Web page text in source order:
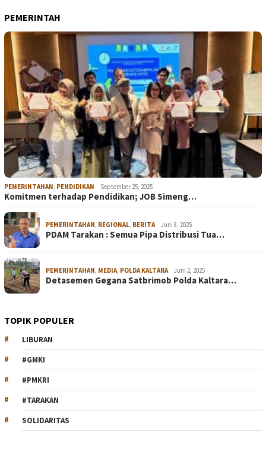
PEMERINTAH
PEMERINTAHAN, PENDIDIKAN September 25, 2025
Komitmen terhadap Pendidikan; JOB Simeng…
PEMERINTAHAN, REGIONAL, BERITA Juni 8, 2025
PDAM Tarakan : Semua Pipa Distribusi Tua…
PEMERINTAHAN, MEDIA, POLDA KALTARA Juni 2, 2025
Detasemen Gegana Satbrimob Polda Kaltara…
TOPIK POPULER
LIBURAN
#GMKI
#PMKRI
#TARAKAN
SOLIDARITAS